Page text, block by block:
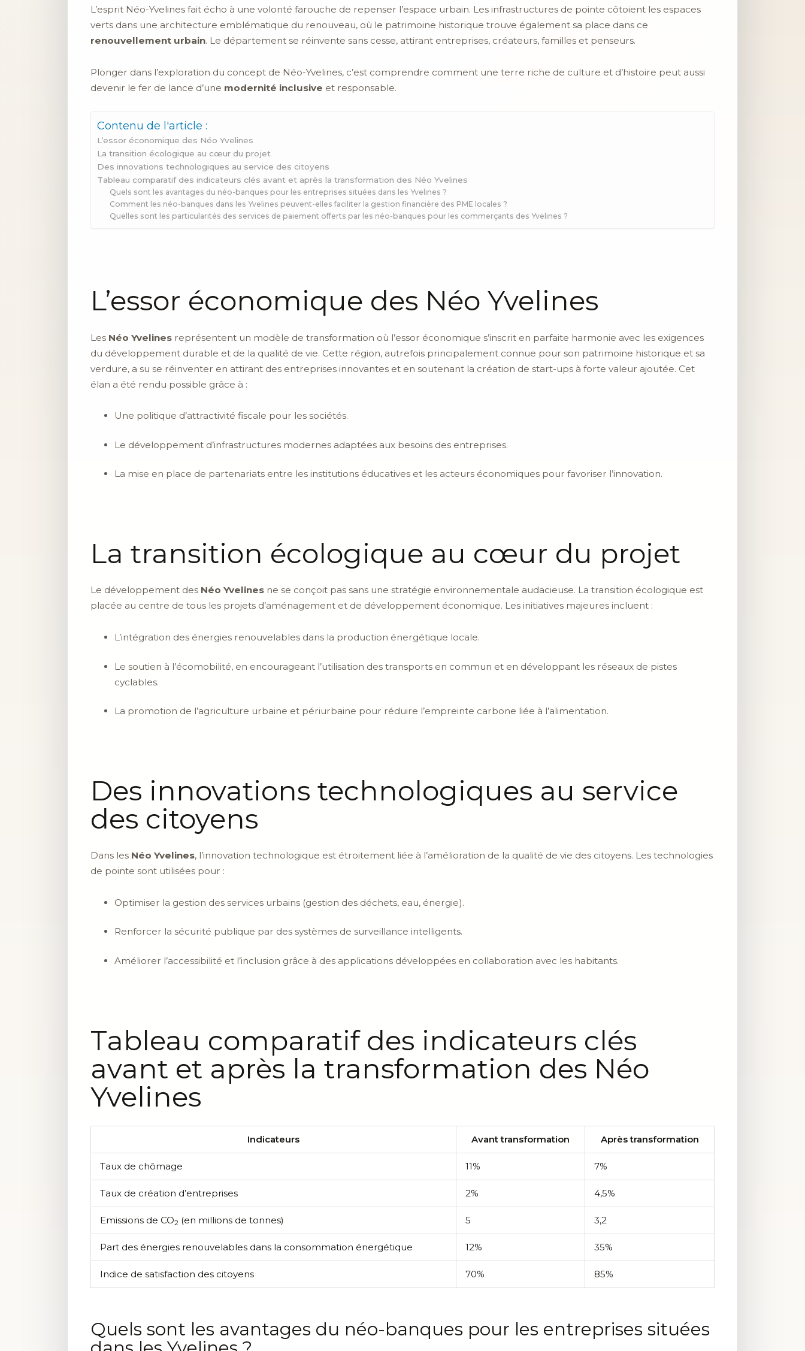
L’esprit Néo-Yvelines fait écho à une volonté farouche de repenser l’espace urbain. Les infrastructures de pointe côtoient les espaces
verts dans une architecture emblématique du renouveau, où le patrimoine historique trouve également sa place dans ce
renouvellement urbain. Le département se réinvente sans cesse, attirant entreprises, créateurs, familles et penseurs.
Plonger dans l’exploration du concept de Néo-Yvelines, c’est comprendre comment une terre riche de culture et d’histoire peut aussi
devenir le fer de lance d’une modernité inclusive et responsable.
Contenu de l'article :
L’essor économique des Néo Yvelines
La transition écologique au cœur du projet
Des innovations technologiques au service des citoyens
Tableau comparatif des indicateurs clés avant et après la transformation des Néo Yvelines
Quels sont les avantages du néo-banques pour les entreprises situées dans les Yvelines ?
Comment les néo-banques dans les Yvelines peuvent-elles faciliter la gestion financière des PME locales ?
Quelles sont les particularités des services de paiement offerts par les néo-banques pour les commerçants des Yvelines ?
L’essor économique des Néo Yvelines
Les Néo Yvelines représentent un modèle de transformation où l’essor économique s’inscrit en parfaite harmonie avec les exigences
du développement durable et de la qualité de vie. Cette région, autrefois principalement connue pour son patrimoine historique et sa
verdure, a su se réinventer en attirant des entreprises innovantes et en soutenant la création de start-ups à forte valeur ajoutée. Cet
élan a été rendu possible grâce à :
Une politique d’attractivité fiscale pour les sociétés.
Le développement d’infrastructures modernes adaptées aux besoins des entreprises.
La mise en place de partenariats entre les institutions éducatives et les acteurs économiques pour favoriser l’innovation.
La transition écologique au cœur du projet
Le développement des Néo Yvelines ne se conçoit pas sans une stratégie environnementale audacieuse. La transition écologique est
placée au centre de tous les projets d’aménagement et de développement économique. Les initiatives majeures incluent :
L’intégration des énergies renouvelables dans la production énergétique locale.
Le soutien à l’écomobilité, en encourageant l’utilisation des transports en commun et en développant les réseaux de pistes
cyclables.
La promotion de l’agriculture urbaine et périurbaine pour réduire l’empreinte carbone liée à l’alimentation.
Des innovations technologiques au service
des citoyens
Dans les Néo Yvelines, l’innovation technologique est étroitement liée à l’amélioration de la qualité de vie des citoyens. Les technologies
de pointe sont utilisées pour :
Optimiser la gestion des services urbains (gestion des déchets, eau, énergie).
Renforcer la sécurité publique par des systèmes de surveillance intelligents.
Améliorer l’accessibilité et l’inclusion grâce à des applications développées en collaboration avec les habitants.
Tableau comparatif des indicateurs clés
avant et après la transformation des Néo
Yvelines
Indicateurs Avant transformation Après transformation
Taux de chômage 11% 7%
Taux de création d’entreprises 2% 4,5%
Emissions de CO2 (en millions de tonnes) 5 3,2
Part des énergies renouvelables dans la consommation énergétique 12% 35%
Indice de satisfaction des citoyens 70% 85%
Quels sont les avantages du néo-banques pour les entreprises situées